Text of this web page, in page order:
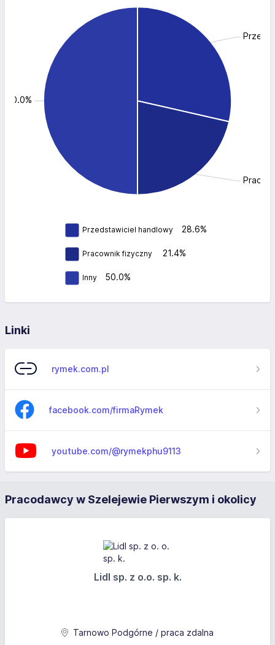
50.0%
Przedstawiciel handlowy 28.6%
Pracownik fizyczny 21.4%
Inny 50.0%
Linki
rymek.com.pl
facebook.com/firmaRymek
youtube.com/@rymekphu9113
Pracodawcy w Szelejewie Pierwszym i okolicy
Lidl sp. z o.o. sp. k.
Tarnowo Podgórne / praca zdalna